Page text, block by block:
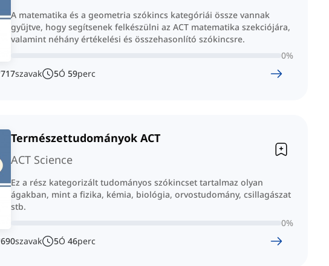
A matematika és a geometria szókincs kategóriái össze vannak
gyűjtve, hogy segítsenek felkészülni az ACT matematika szekciójára,
valamint néhány értékelési és összehasonlító szókincsre.
0%
717szavak 5Ó 59perc
Természettudományok ACT
ACT Science
Ez a rész kategorizált tudományos szókincset tartalmaz olyan
ágakban, mint a fizika, kémia, biológia, orvostudomány, csillagászat
stb.
0%
690szavak 5Ó 46perc